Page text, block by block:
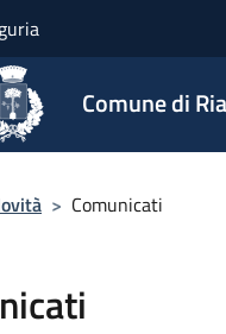
Comune di
> Comunicati